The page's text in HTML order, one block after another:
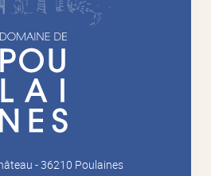
- 36210 Poulaines